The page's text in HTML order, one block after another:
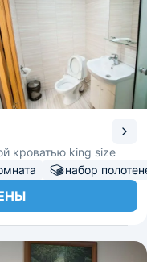
кроватью king size
набор